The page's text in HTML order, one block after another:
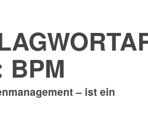
BPM
– ist ein